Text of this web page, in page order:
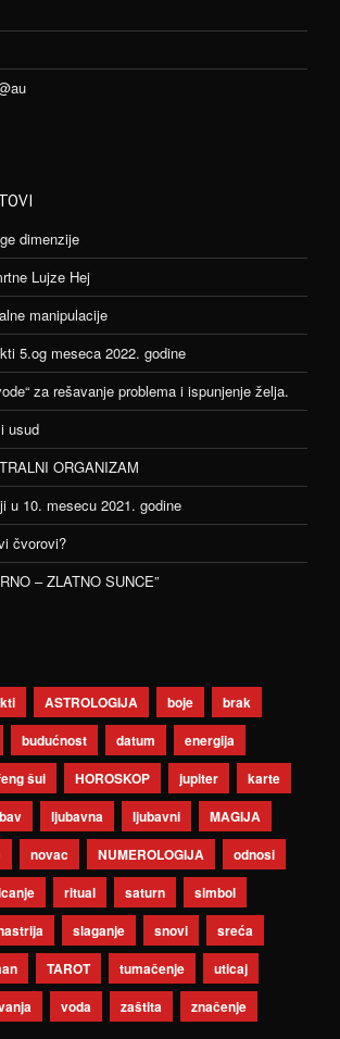
dimenzije
Lujze Hej
manipulacije
5.og meseca 2022. godine
za rešavanje problema i ispunjenje želja.
usud
ORGANIZAM
u 10. mesecu 2021. godine
čvorovi?
– ZLATNO SUNCE”
ASTROLOGIJA boje
brak
budućnost datum
energija
šui HOROSKOP jupiter
karte
ljubavna ljubavni
MAGIJA
novac NUMEROLOGIJA
odnosi
ritual saturn
simbol
slaganje snovi
sreća
TAROT tumačenje
uticaj
voda zaštita značenje